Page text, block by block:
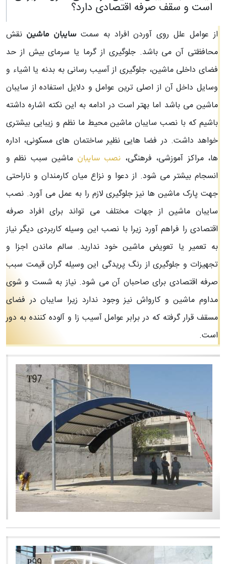
است و سقف صرفه اقتصادی دارد؟
از عوامل علل روی آوردن افراد به سمت سایبان ماشین نقش
محافظتی آن می باشد. جلوگیری از گرما یا سرمای بیش از حد
فضای داخلی ماشین، جلوگیری از آسیب رسانی به بدنه یا اشیاء و
وسایل داخل آن از اصلی ترین عوامل و دلایل استفاده از سایبان
ماشین می باشد اما بهتر است در ادامه به این نکته اشاره داشته
باشیم که با نصب سایبان ماشین محیط ما نظم و زیبایی بیشتری
خواهد داشت. در فضا هایی نظیر ساختمان های مسکونی، اداره
ها، مراکز آموزشی، فرهنگی، نصب سایبان ماشین سبب نظم و
انسجام بیشتر می شود. از دعوا و نزاع میان کارمندان و ناراحتی
جهت پارک ماشین ها نیز جلوگیری لازم را به عمل می آورد. نصب
سایبان ماشین از جهات مختلف می تواند برای افراد صرفه
اقتصادی را فراهم آورد زیرا با نصب این وسیله کاربردی دیگر نیاز
به تعمیر یا تعویض ماشین خود ندارید. سالم ماندن اجزا و
تجهیزات و جلوگیری از رنگ پریدگی این وسیله گران قیمت سبب
صرفه اقتصادی برای صاحبان آن می شود. نیاز به شست و شوی
مداوم ماشین و کارواش نیز وجود ندارد زیرا سایبان در فضای
مسقف قرار گرفته که در برابر عوامل آسیب زا و آلوده کننده به دور
است.